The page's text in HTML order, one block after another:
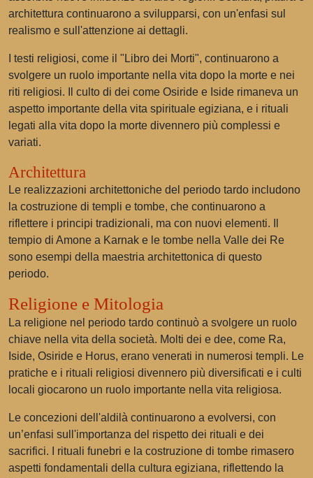
architettura continuarono a svilupparsi, con un'enfasi sul
realismo e sull'attenzione ai dettagli.
I testi religiosi, come il "Libro dei Morti", continuarono a
svolgere un ruolo importante nella vita dopo la morte e nei
riti religiosi. Il culto di dei come Osiride e Iside rimaneva un
aspetto importante della vita spirituale egiziana, e i rituali
legati alla vita dopo la morte divennero più complessi e
variati.
Architettura
Le realizzazioni architettoniche del periodo tardo includono
la costruzione di templi e tombe, che continuarono a
riflettere i principi tradizionali, ma con nuovi elementi. Il
tempio di Amone a Karnak e le tombe nella Valle dei Re
sono esempi della maestria architettonica di questo
periodo.
Religione e Mitologia
La religione nel periodo tardo continuò a svolgere un ruolo
chiave nella vita della società. Molti dei e dee, come Ra,
Iside, Osiride e Horus, erano venerati in numerosi templi. Le
pratiche e i rituali religiosi divennero più diversificati e i culti
locali giocarono un ruolo importante nella vita religiosa.
Le concezioni dell'aldilà continuarono a evolversi, con
un’enfasi sull'importanza del rispetto dei rituali e dei
sacrifici. I rituali funebri e la costruzione di tombe rimasero
aspetti fondamentali della cultura egiziana, riflettendo la